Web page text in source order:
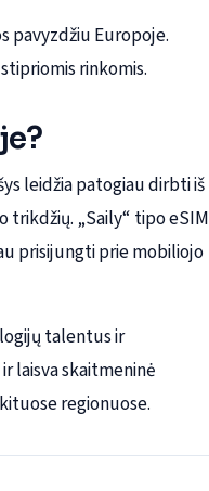
pavyzdžiu Europoje.
rinkomis.
leidžia patogiau dirbti iš
trikdžių. „Saily“ tipo eSIM
prisijungti prie mobiliojo
talentus ir
laisva skaitmeninė
regionuose.